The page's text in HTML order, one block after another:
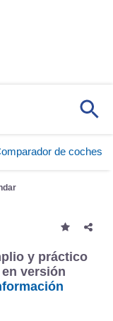
de coches
y práctico
versión